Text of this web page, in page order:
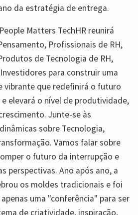
da estratégia de entrega.
Matters TechHR reunirá
Profissionais de RH,
de Tecnologia de RH,
para construir uma
vibrante que redefinirá o futuro
elevará o nível de produtividade,
Junte-se às
sobre Tecnologia,
Vamos falar sobre
o futuro da interrupção e
perspectivas. Ano após ano, a
os moldes tradicionais e foi
uma "conferência" para ser
de criatividade, inspiração,